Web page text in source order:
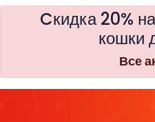
Cкидка 20%
кошки
Все